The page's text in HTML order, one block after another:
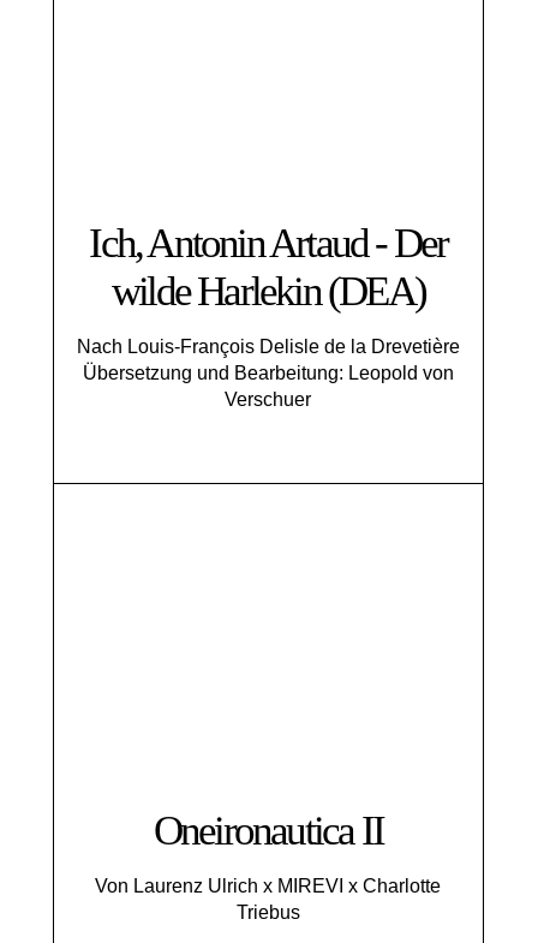
Ich, Antonin Artaud - Der
wilde Harlekin (DEA)
Nach Louis-François Delisle de la Drevetière
Übersetzung und Bearbeitung: Leopold von
Verschuer
Oneironautica II
Von Laurenz Ulrich x MIREVI x Charlotte
Triebus